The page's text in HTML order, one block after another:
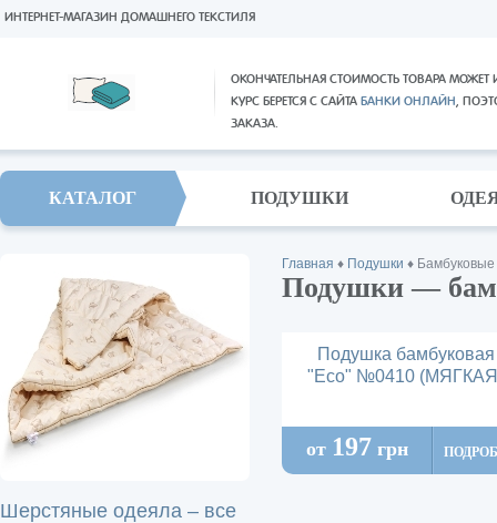
ОКОНЧАТЕЛЬНАЯ СТОИМОСТЬ ТОВАРА
КУРС БЕРЕТСЯ С САЙТА БАНКИ ОНЛАЙН,
ЗАКАЗА.
ИНТЕРНЕТ-МАГАЗИН ДОМАШНЕГО ТЕКСТИЛЯ
КАТАЛОГ ПОДУШКИ
Шерстяные одеяла – все
Главная ♦ Подушки ♦
Подушки —
Подушка бамбуковая
"Есо" №0410
от 197 грн